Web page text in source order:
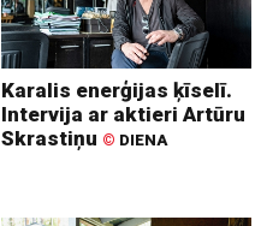
Karalis enerģijas ķīselī.
Intervija ar aktieri Artūru
Skrastiņu © DIENA